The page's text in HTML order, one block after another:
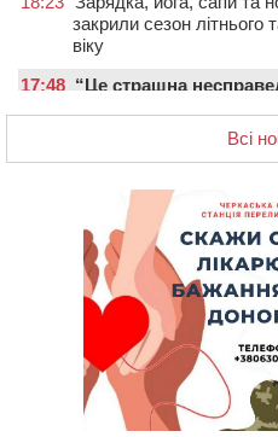
закрили сезон
віку
17:48 “Це страшна
ОВА виділити кошти
17:15 На Уманщині
освіти через
У Черкасах провели
загиблих воїнів
До 1 вересня у
розмітку біля
На честь загиблого
Черкасах відкрили
На Звенигородщині,
Всі